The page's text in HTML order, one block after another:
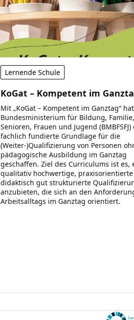
Lernende Schule
KoGat – Kompetent im
Mit „KoGat – Kompetent im Ganztag“
Bundesministerium für Bildung, Familie,
Senioren, Frauen und Jugend (BMBFSFJ)
fachlich fundierte Grundlage für die
(Weiter-)Qualifizierung von Personen
pädagogische Ausbildung im Ganztag
geschaffen. Ziel des Curriculums ist es,
qualitativ hochwertige,
didaktisch gut strukturierte
anzubieten, die sich an den
Arbeitsalltags im Ganztag orientiert.